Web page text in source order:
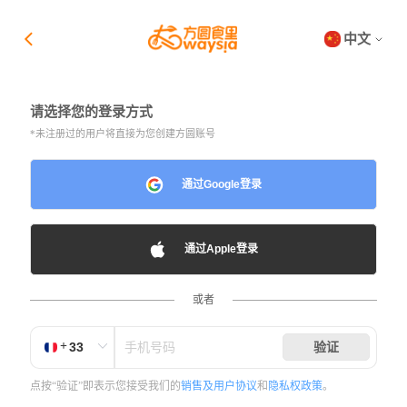
中文
请选择您的登录方式
*未注册过的用户将直接为您创建方圆账号
通过Google登录
通过Apple登录
或者
+ 验证
点按“验证”即表示您接受我们的销售及用户协议和 隐私权政策。